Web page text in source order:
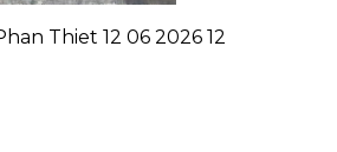
Thiet 12 06 2026 12